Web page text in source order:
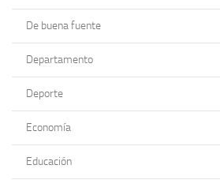
De buena fuente
Departamento
Deporte
Economía
Educación